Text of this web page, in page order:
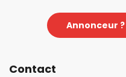
Annonceur
Contact